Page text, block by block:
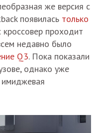
же версия с
появилась только
кроссовер проходит
недавно было
Q3. Пока показали
однако уже
имиджевая